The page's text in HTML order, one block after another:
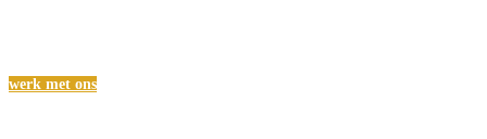
werk met ons